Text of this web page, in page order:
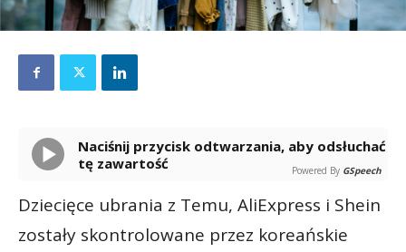
Naciśnij przycisk odtwarzania, aby odsłuchać
tę zawartość
Powered By GSpeech
Dziecięce ubrania z Temu, AliExpress i Shein
zostały skontrolowane przez koreańskie